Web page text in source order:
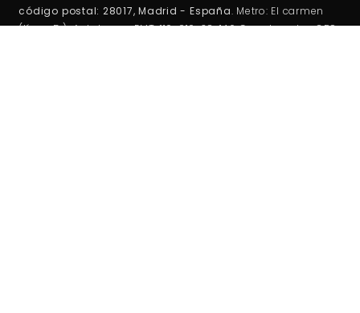
código postal: 28017, Madrid - España. Metro: El carmen
(línea 5 ). Autobuses EMT: 110, 210, 38, 146 Coordenadas GPS: